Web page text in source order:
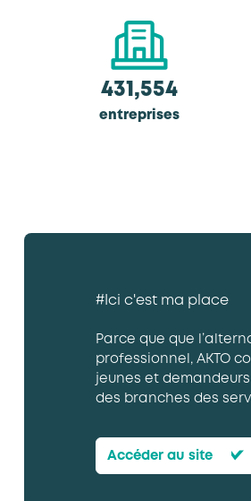
431,554
entreprises
# ci c'est ma p ace
Parce que que
professionnel, AKTO
jeunes et
des branches des
Accéder au site